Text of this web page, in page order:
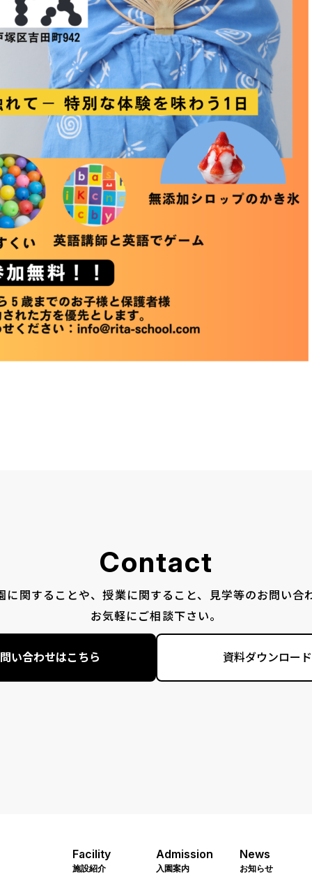
Contact
に関することや、授業に関すること、見学等のお問い合
お気軽にご相談下さい。
い合わせはこちら 資料ダウンロード
Facility
施設紹介
Admission
入園案内
News
お知らせ